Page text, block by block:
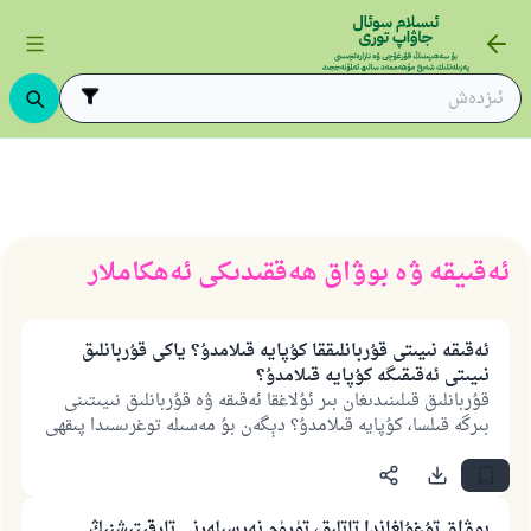
ئەقىيقە ۋە بوۋاق ھەققىدىكى ئەھكاملار
ئەقىقە نىيىتى قۇربانلىققا كۇپايە قىلامدۇ؟ ياكى قۇربانلىق
نىيىتى ئەقىقىگە كۇپايە قىلامدۇ؟
قۇربانلىق قىلىنىدىغان بىر ئۇلاغقا ئەقىقە ۋە قۇربانلىق نىيىتىنى
بىرگە قىلسا، كۇپايە قىلامدۇ؟ دېگەن بۇ مەسىلە توغرىسىدا پىقھى
ئالىملىرى پەرقلىق ئىككى قاراشتا بولدى: بىرىنچى قاراش: ئۇ
ئىككىسىگە كۇپايە قىلىدۇ، ئىككىنچى قاراش: ئۇ ئىككىسىگە
كۇپايە قىلمايدۇ، بىزگە مەلۇم بولغىنى مۇشۇ، ھەممىدىن توغرىنى